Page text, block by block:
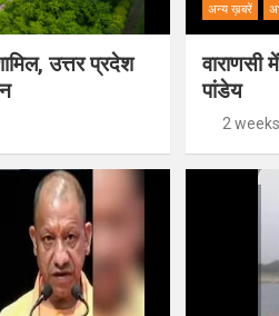
उत्तर प्रदेश
अन्य ख़बरें
वाराणसी
पांडेय
2